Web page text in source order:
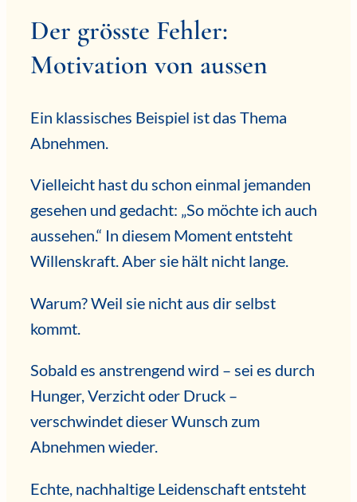
Der grösste Fehler:
Motivation von aussen
Ein klassisches Beispiel ist das Thema
Abnehmen.
Vielleicht hast du schon einmal jemanden
gesehen und gedacht: „So möchte ich auch
aussehen.“ In diesem Moment entsteht
Willenskraft. Aber sie hält nicht lange.
Warum? Weil sie nicht aus dir selbst
kommt.
Sobald es anstrengend wird – sei es durch
Hunger, Verzicht oder Druck –
verschwindet dieser Wunsch zum
Abnehmen wieder.
Echte, nachhaltige Leidenschaft entsteht